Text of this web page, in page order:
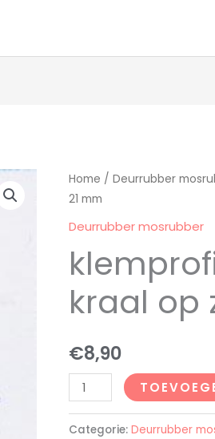
Home / Deurrubber
21 mm
Deurrubber mosrubber
kraal op
€8,90
klemprofiel
met
grote
op
zij
21
aantal
Categorie: Deurrubber